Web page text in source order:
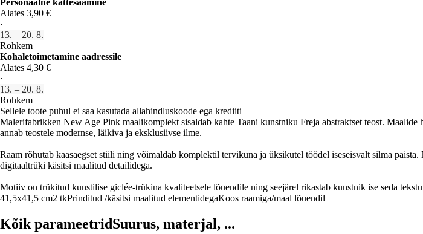
Alates 3,90 €
·
13. – 20. 8.
Rohkem
Kohaletoimetamine aadressile
Alates 4,30 €
·
13. – 20. 8.
Rohkem
Sellele toote puhul ei saa kasutada allahindluskoode ega krediiti
Malerifabrikken New Age Pink maalikomplekt sisaldab kahte Taani kunstniku Freja abstraktset teost.
annab teostele modernse, läikiva ja eksklusiivse ilme.
Raam rõhutab kaasaegset stiili ning võimaldab komplektil tervikuna ja üksikutel töödel iseseisvalt silma
digitaaltrüki käsitsi maalitud detailidega.
Motiiv on trükitud kunstilise giclée-trükina kvaliteetsele lõuendile ning seejärel rikastab kunstnik ise seda
41,5x41,5 cm2 tkPrinditud /käsitsi maalitud elementidegaKoos raamiga/maal lõuendil
Kõik parameetridSuurus, materjal, ...